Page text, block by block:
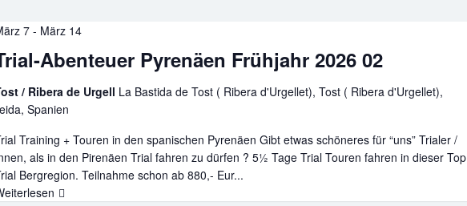
Abenteuer Pyrenäen Frühjahr 2026 02
7 - März 14
/ Ribera de Urgell La Bastida de Tost ( Ribera d'Urgellet), Tost ( Ribera d'Urgellet),
Spanien
Training + Touren in den spanischen Pyrenäen Gibt etwas schöneres für “uns” Trialer /
als in den Pirenäen Trial fahren zu dürfen ? 5½ Tage Trial Touren fahren in dieser Top
Bergregion. Teilnahme schon ab 880,- Eur...
Trial-